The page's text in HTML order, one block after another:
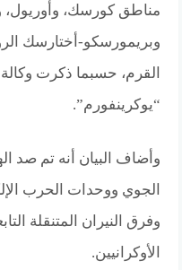
مناطق كورسك، وأوريول،
وبريمورسكو-أختارسك
القرم، حسبما ذكرت وكالة
“يوكرينفورم”.
وأضاف البيان أنه تم صد
الجوي ووحدات الحرب
وفرق النيران المتنقلة
الأوكرانيين.